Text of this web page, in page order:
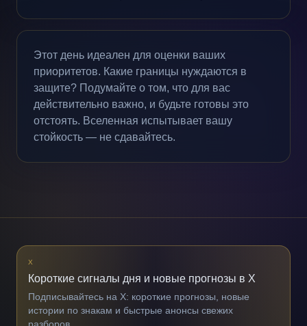
Этот день идеален для оценки ваших
приоритетов. Какие границы нуждаются в
защите? Подумайте о том, что для вас
действительно важно, и будьте готовы это
отстоять. Вселенная испытывает вашу
стойкость — не сдавайтесь.
X
Короткие сигналы дня и новые прогнозы в X
Подписывайтесь на X: короткие прогнозы, новые
истории по знакам и быстрые анонсы свежих